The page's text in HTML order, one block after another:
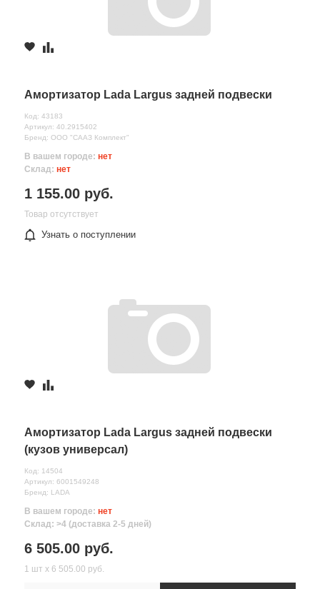
Амортизатор Lada Largus задней подвески
Код: 43183
Артикул: 40.2915402
Бренд: ООО "СААЗ Комплект"
В вашем городе: нет
Склад: нет
1 155.00 руб.
Товар отсутствует
Узнать о поступлении
Амортизатор Lada Largus задней подвески
(кузов универсал)
Код: 14504
Артикул: 6001549248
Бренд: LADA
В вашем городе: нет
Склад: >4 (доставка 2-5 дней)
6 505.00 руб.
1 шт х 6 505.00 руб.